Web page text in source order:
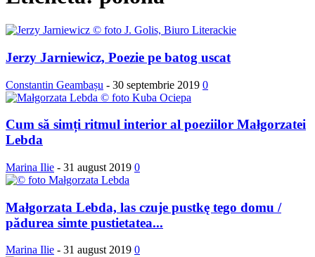
Jerzy Jarniewicz, Poezie pe batog uscat
Constantin Geambașu - 30 septembrie 2019 0
Cum să simți ritmul interior al poeziilor Małgorzatei
Lebda
Marina Ilie - 31 august 2019 0
Małgorzata Lebda, las czuje pustkę tego domu /
pădurea simte pustietatea...
Marina Ilie - 31 august 2019 0